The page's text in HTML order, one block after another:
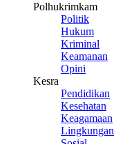
Polhukrimkam
Politik
Hukum
Kriminal
Keamanan
Opini
Kesra
Pendidikan
Kesehatan
Keagamaan
Lingkungan